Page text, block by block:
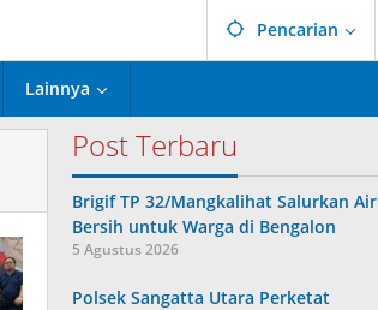
Pencarian
Lainnya
Post Terbaru
Brigif TP 32/Mangkalihat Salurkan Air
Bersih untuk Warga di Bengalon
5 Agustus 2026
Polsek Sangatta Utara Perketat